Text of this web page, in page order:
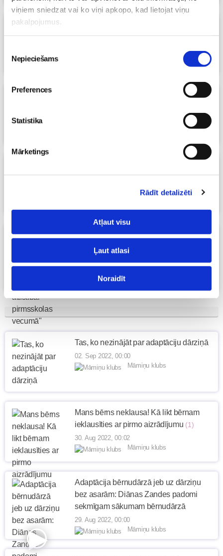
viņiem sniedzat vai ko viņi apkopo, kad lietojat viņu
pakalpojumus.
izvēle
Nepieciešams
Preferences
Statistika
Mārketings
Rādīt detalizēti
Atļaut visu
Ļaut atlasi
Noraidīt
Kā rotaļāties ar mazuli mājās? Uzzini
vecvecāku kopatbildība
Apmācību kurss vecākiem "Atbalsts
bērna pozitīvai attīstībai pirmsskolas
Māmiņu klubs
Tas, ko nezinājāt par adaptāciju dārziņā
02. Sep 2022, 00:00
Māmiņu klubs
Mans bērns neklausa! Kā likt bērnam
ieklausīties ar pirmo aizrādījumu (1)
30. Aug 2022, 00:02
Māmiņu klubs
Adaptācija bērnudārzā jeb uz dārziņu
bez asarām: Diānas Zandes padomi
sekmīgam sākumam bērnudārzā
29. Aug 2022, 00:00
Māmiņu klubs